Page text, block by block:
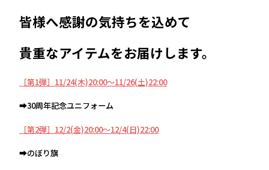
皆様へ感謝の気持ちを込めて
貴重なアイテムをお届けします。
［第1弾］11/24(木)20:00～11/26(土)22:00
➡30周年記念ユニフォーム
［第2弾］12/2(金)20:00～12/4(日)22:00
➡のぼり旗